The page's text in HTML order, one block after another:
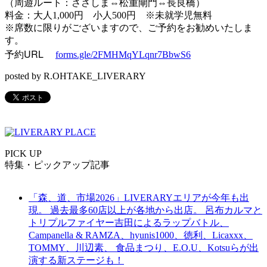
（周遊ルート：ささしま⇔松重閘門⇔長良橋）
料金：大人1,000円 小人500円 ※未就学児無料
※席数に限りがございますので、ご予約をお勧めいたしま
す。
予約URL forms.gle/2FMHMqYLqnr7BbwS6
posted by R.OHTAKE_LIVERARY
PICK UP
特集・ピックアップ記事
「森、道、市場2026」LIVERARYエリアが今年も出
現。 過去最多60店以上が各地から出店。 呂布カルマと
トリプルファイヤー吉田によるラップバトル、
Campanella & RAMZA、hyunis1000、徳利、Licaxxx、
TOMMY、川辺素、 食品まつり、E.O.U、Kotsuらが出
演する新ステージも！